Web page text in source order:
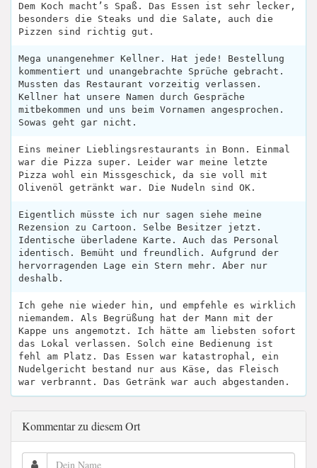
Dem Koch macht’s Spaß. Das Essen ist sehr lecker,
besonders die Steaks und die Salate, auch die
Pizzen sind richtig gut.
Mega unangenehmer Kellner. Hat jede! Bestellung
kommentiert und unangebrachte Sprüche gebracht.
Mussten das Restaurant vorzeitig verlassen.
Kellner hat unsere Namen durch Gespräche
mitbekommen und uns beim Vornamen angesprochen.
Sowas geht gar nicht.
Eins meiner Lieblingsrestaurants in Bonn. Einmal
war die Pizza super. Leider war meine letzte
Pizza wohl ein Missgeschick, da sie voll mit
Olivenöl getränkt war. Die Nudeln sind OK.
Eigentlich müsste ich nur sagen siehe meine
Rezension zu Cartoon. Selbe Besitzer jetzt.
Identische überladene Karte. Auch das Personal
identisch. Bemüht und freundlich. Aufgrund der
hervorragenden Lage ein Stern mehr. Aber nur
deshalb.
Ich gehe nie wieder hin, und empfehle es wirklich
niemandem. Als Begrüßung hat der Mann mit der
Kappe uns angemotzt. Ich hätte am liebsten sofort
das Lokal verlassen. Solch eine Bedienung ist
fehl am Platz. Das Essen war katastrophal, ein
Nudelgericht bestand nur aus Käse, das Fleisch
war verbrannt. Das Getränk war auch abgestanden.
Kommentar zu diesem Ort